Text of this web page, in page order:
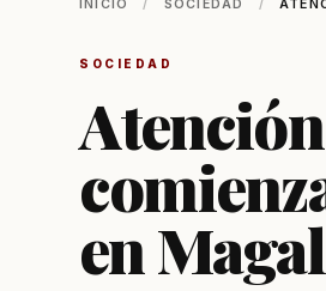
INICIO / SOCIEDAD /
SOCIEDAD
en